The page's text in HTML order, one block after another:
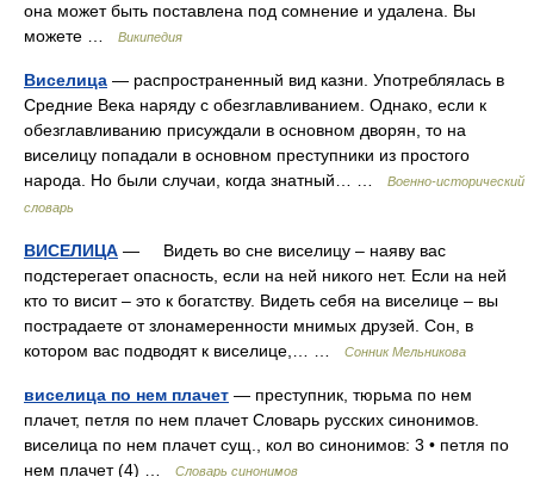
она может быть поставлена под сомнение и удалена. Вы
можете …
Википедия
Виселица — распространенный вид казни. Употреблялась в
Средние Века наряду с обезглавливанием. Однако, если к
обезглавливанию присуждали в основном дворян, то на
виселицу попадали в основном преступники из простого
народа. Но были случаи, когда знатный… …
Военно-исторический
словарь
ВИСЕЛИЦА — Видеть во сне виселицу – наяву вас
подстерегает опасность, если на ней никого нет. Если на ней
кто то висит – это к богатству. Видеть себя на виселице – вы
пострадаете от злонамеренности мнимых друзей. Сон, в
котором вас подводят к виселице,… …
Сонник Мельникова
виселица по нем плачет — преступник, тюрьма по нем
плачет, петля по нем плачет Словарь русских синонимов.
виселица по нем плачет сущ., кол во синонимов: 3 • петля по
нем плачет (4) …
Словарь синонимов